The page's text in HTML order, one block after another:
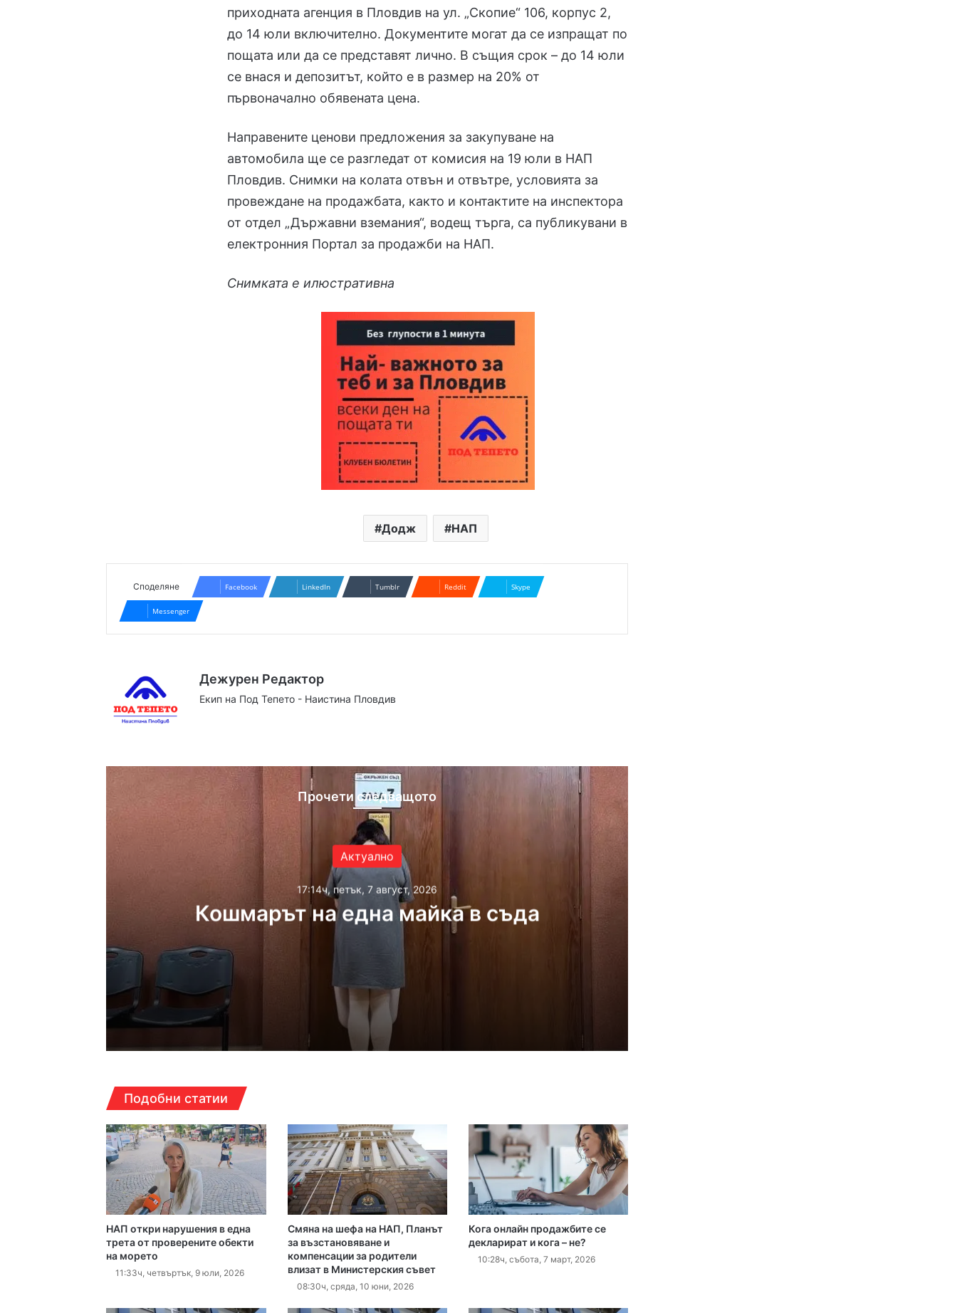
приходната агенция в Пловдив на ул. „Скопие“ 106, корпус 2,
до 14 юли включително. Документите могат да се изпращат по
пощата или да се представят лично. В същия срок – до 14 юли
се внася и депозитът, който е в размер на 20% от
първоначално обявената цена.
Направените ценови предложения за закупуване на
автомобила ще се разгледат от комисия на 19 юли в НАП
Пловдив. Снимки на колата отвън и отвътре, условията за
провеждане на продажбата, както и контактите на инспектора
от отдел „Държавни вземания“, водещ търга, са публикувани в
електронния Портал за продажби на НАП.
Снимката е илюстративна
Додж НАП
Споделяне Facebook LinkedIn Tumblr Reddit Skype
Messenger
Дежурен Редактор
Екип на Под Тепето - Наистина Пловдив
Прочети следващото
Актуално
17:14ч, петък, 7 август, 2026
Кошмарът на една майка в съда
17:14ч, петък, 7 август, 2026
Кошмарът на една майка в съда
16:38ч, петък, 7 август, 2026
Над 5 кг наркотици иззети в Пловдивско за месец
16:16ч, петък, 7 август, 2026
Какво да правим в Пловдив (07.08– 13.08)
16:10ч, петък, 7 август, 2026
Етикетите в магазините остават само в евро
Подобни статии
НАП откри нарушения в една
трета от проверените обекти
на морето
11:33ч, четвъртък, 9 юли, 2026
Смяна на шефа на НАП, Планът
за възстановяване и
компенсации за родители
влизат в Министерския съвет
08:30ч, сряда, 10 юни, 2026
Кога онлайн продажбите се
декларират и кога – не?
10:28ч, събота, 7 март, 2026